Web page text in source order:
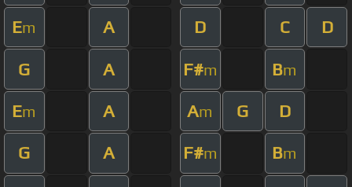
Em A D C D
G A F#m Bm
Em A Am G D
G A F#m Bm